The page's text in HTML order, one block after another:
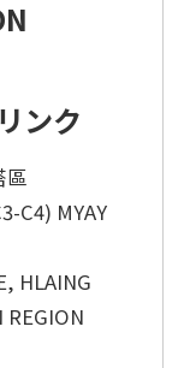
ンク
區
C4) MYAY
HLAING
REGION